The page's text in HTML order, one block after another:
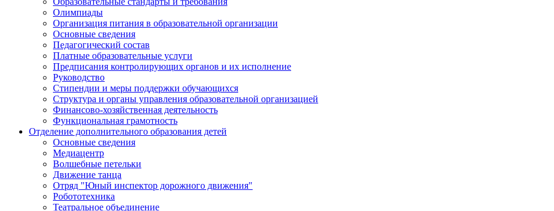
Олимпиады
Организация питания в образовательной организации
Основные сведения
Педагогический состав
Платные образовательные услуги
Предписания контролирующих органов и их исполнение
Руководство
Стипендии и меры поддержки обучающихся
Структура и органы управления образовательной организацией
Финансово-хозяйственная деятельность
Функциональная грамотность
Отделение дополнительного образования детей
Основные сведения
Медиацентр
Волшебные петельки
Движение танца
Отряд "Юный инспектор дорожного движения"
Робототехника
Театральное объединение